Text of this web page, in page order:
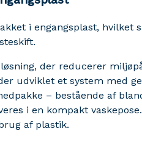
i engangsplast, hvilket
der reducerer
udviklet et system med
– bestående af
i en kompakt
af plastik.